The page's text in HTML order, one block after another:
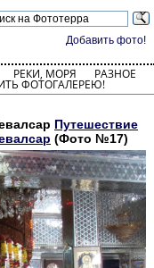
Добавить фото!
РЕКИ, МОРЯ РАЗНОЕ
ФОТОГАЛЕРЕЮ!
Путешествие
(Фото №17)